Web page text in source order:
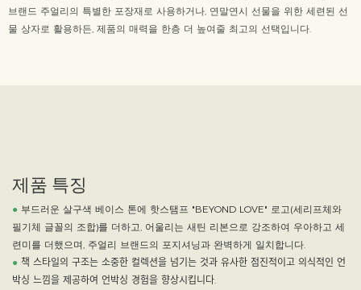
브랜드 주얼리의 특별한 포장재로 사용하거나, 연말연시 선물을 위한 세련된 선
물 상자로 활용하든, 제품의 매력을 한층 더 높여줄 최고의 선택입니다.
제품 특징
● 부드러운 살구색 베이스 톤에 핫스탬프 "BEYOND LOVE" 로고(세리프체와
필기체 글꼴의 조합)를 더하고, 어울리는 새틴 리본으로 강조하여 우아하고 세
련미를 더했으며, 주얼리 브랜드의 포지셔닝과 완벽하게 일치합니다.
● 책 스타일의 구조는 소중한 컬렉션을 넘기는 것과 유사한 점진적이고 의식적인 언
박싱 느낌을 제공하여 언박싱 경험을 향상시킵니다.